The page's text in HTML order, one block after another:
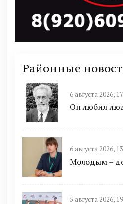
Районные
6 августа 2026,
Он любил
6 августа 2026,
Молодым –
5 августа 2026,